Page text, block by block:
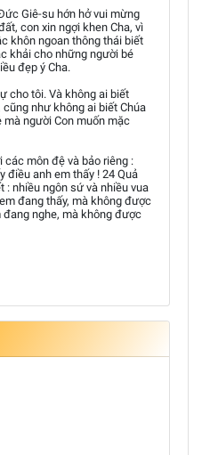
Giê-su hớn hở vui mừng
con xin ngợi khen Cha, vì
khôn ngoan thông thái biết
khải cho những người bé
đẹp ý Cha.
cho tôi. Và không ai biết
cũng như không ai biết Chúa
mà người Con muốn mặc
các môn đệ và bảo riêng :
điều anh em thấy ! 24 Quả
: nhiều ngôn sứ và nhiều vua
đang thấy, mà không được
đang nghe, mà không được